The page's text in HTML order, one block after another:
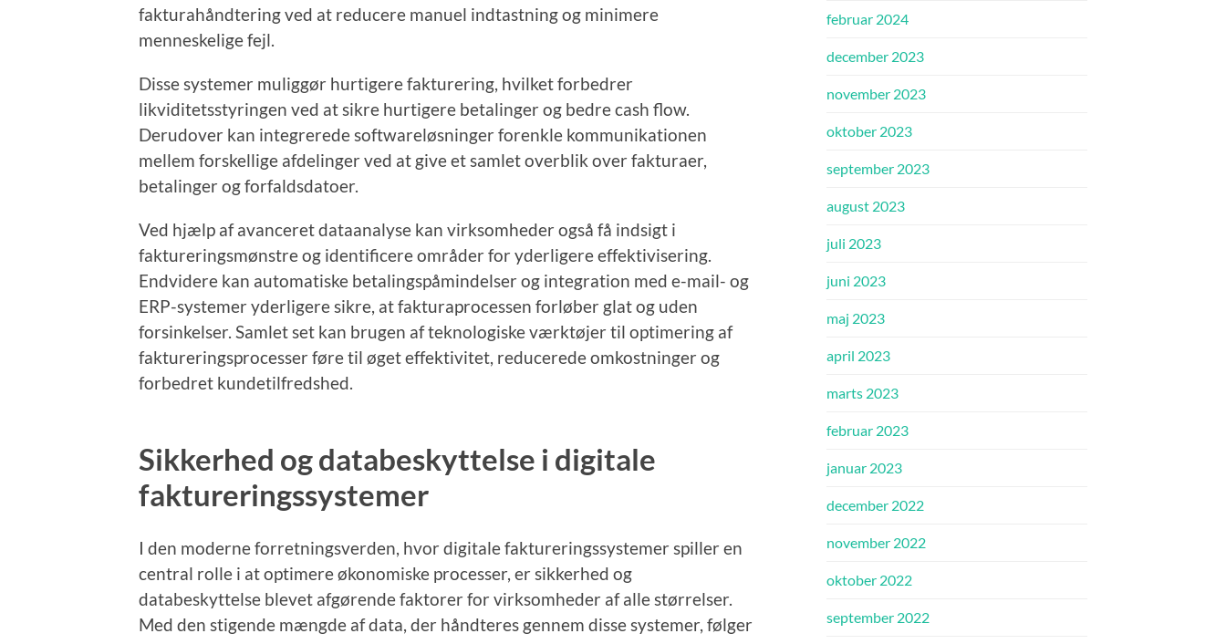
fakturahåndtering ved at reducere manuel indtastning og minimere
menneskelige fejl.
Disse systemer muliggør hurtigere fakturering, hvilket forbedrer
likviditetsstyringen ved at sikre hurtigere betalinger og bedre cash flow.
Derudover kan integrerede softwareløsninger forenkle kommunikationen
mellem forskellige afdelinger ved at give et samlet overblik over fakturaer,
betalinger og forfaldsdatoer.
Ved hjælp af avanceret dataanalyse kan virksomheder også få indsigt i
faktureringsmønstre og identificere områder for yderligere effektivisering.
Endvidere kan automatiske betalingspåmindelser og integration med e-mail- og
ERP-systemer yderligere sikre, at fakturaprocessen forløber glat og uden
forsinkelser. Samlet set kan brugen af teknologiske værktøjer til optimering af
faktureringsprocesser føre til øget effektivitet, reducerede omkostninger og
forbedret kundetilfredshed.
Sikkerhed og databeskyttelse i digitale
faktureringssystemer
I den moderne forretningsverden, hvor digitale faktureringssystemer spiller en
central rolle i at optimere økonomiske processer, er sikkerhed og
databeskyttelse blevet afgørende faktorer for virksomheder af alle størrelser.
Med den stigende mængde af data, der håndteres gennem disse systemer, følger
februar 2024
december 2023
november 2023
oktober 2023
september 2023
august 2023
juli 2023
juni 2023
maj 2023
april 2023
marts 2023
februar 2023
januar 2023
december 2022
november 2022
oktober 2022
september 2022